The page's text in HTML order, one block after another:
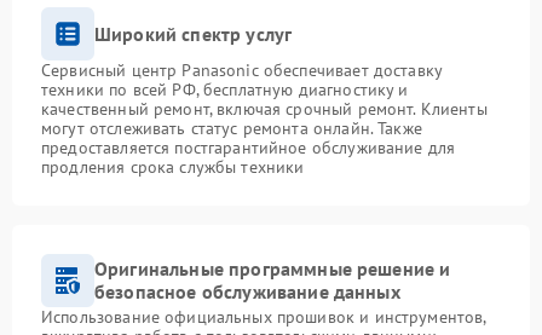
Широкий спектр услуг
Сервисный центр Panasonic обеспечивает доставку
техники по всей РФ, бесплатную диагностику и
качественный ремонт, включая срочный ремонт. Клиенты
могут отслеживать статус ремонта онлайн. Также
предоставляется постгарантийное обслуживание для
продления срока службы техники
Оригинальные программные решение и
безопасное обслуживание данных
Использование официальных прошивок и инструментов,